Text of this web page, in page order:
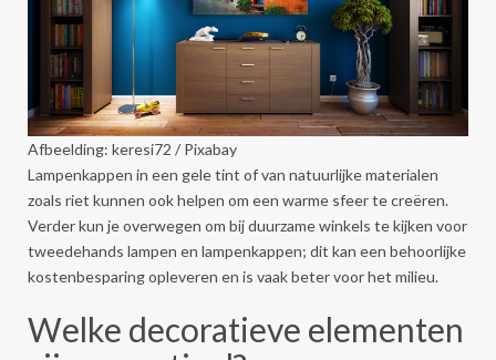
Afbeelding: keresi72 / Pixabay
Lampenkappen in een gele tint of van natuurlijke materialen
zoals riet kunnen ook helpen om een warme sfeer te creëren.
Verder kun je overwegen om bij duurzame winkels te kijken voor
tweedehands lampen en lampenkappen; dit kan een behoorlijke
kostenbesparing opleveren en is vaak beter voor het milieu.
Welke decoratieve elementen